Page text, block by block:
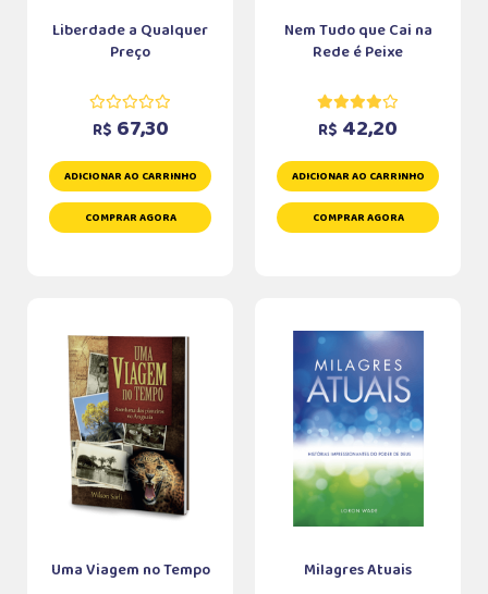
Liberdade a Qualquer
Preço
R$ 67,30
ADICIONAR AO CARRINHO
COMPRAR AGORA
Nem Tudo que Cai na
Rede é Peixe
R$ 42,20
ADICIONAR AO CARRINHO
COMPRAR AGORA
Uma Viagem no Tempo Milagres Atuais